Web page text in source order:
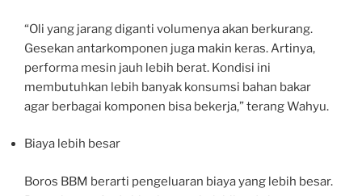
“Oli yang jarang diganti volumenya akan berkurang.
Gesekan antarkomponen juga makin keras. Artinya,
performa mesin jauh lebih berat. Kondisi ini
membutuhkan lebih banyak konsumsi bahan bakar
agar berbagai komponen bisa bekerja,” terang Wahyu.
Biaya lebih besar
Boros BBM berarti pengeluaran biaya yang lebih besar.